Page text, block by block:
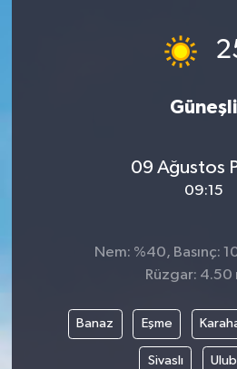
Güneşli
09 Ağustos
09:15
Nem: %40, Basınç:
Rüzgar: 4.50
Banaz Eşme
Sivaslı